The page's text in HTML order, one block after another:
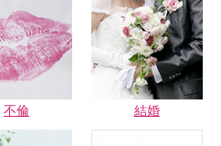
不倫 結婚